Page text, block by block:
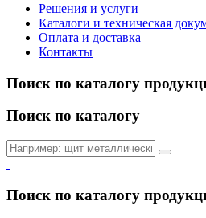
Решения и услуги
Каталоги и техническая
Оплата и доставка
Контакты
Поиск по каталогу
Поиск по каталогу
Поиск по каталогу